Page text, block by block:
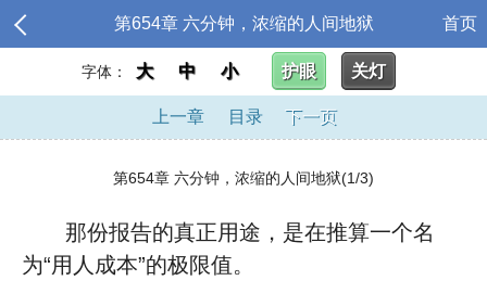
第654章 六分钟，浓缩的人间地狱 首页
字体： 大 中 小 护眼 关灯
上一章 目录 下一页
第654章 六分钟，浓缩的人间地狱(1/3)
那份报告的真正用途，是在推算一个名
为“用人成本”的极限值。